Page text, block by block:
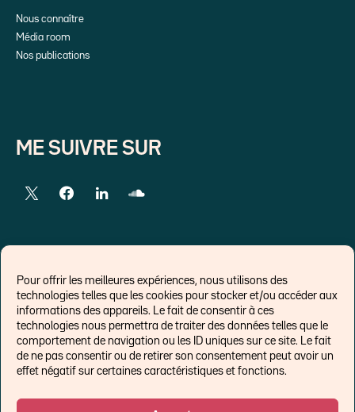
Pour offrir les meilleures expériences, nous utilisons des
technologies telles que les cookies pour stocker et/ou accéder aux
informations des appareils. Le fait de consentir à ces
technologies nous permettra de traiter des données telles que le
comportement de navigation ou les ID uniques sur ce site. Le fait
de ne pas consentir ou de retirer son consentement peut avoir un
effet négatif sur certaines caractéristiques et fonctions.
Nous connaître
Média room
Nos publications
ME SUIVRE SUR
LIENS EXTERNES
Chroniques pour Forbes
Economistes
Think tank
Politique de cookies (UE)